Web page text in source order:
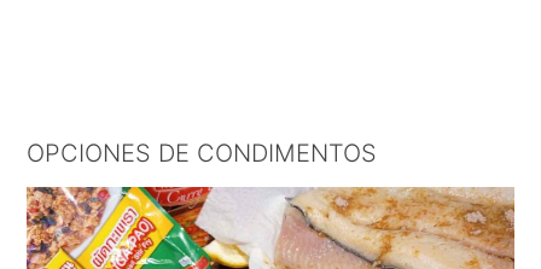
OPCIONES DE CONDIMENTOS